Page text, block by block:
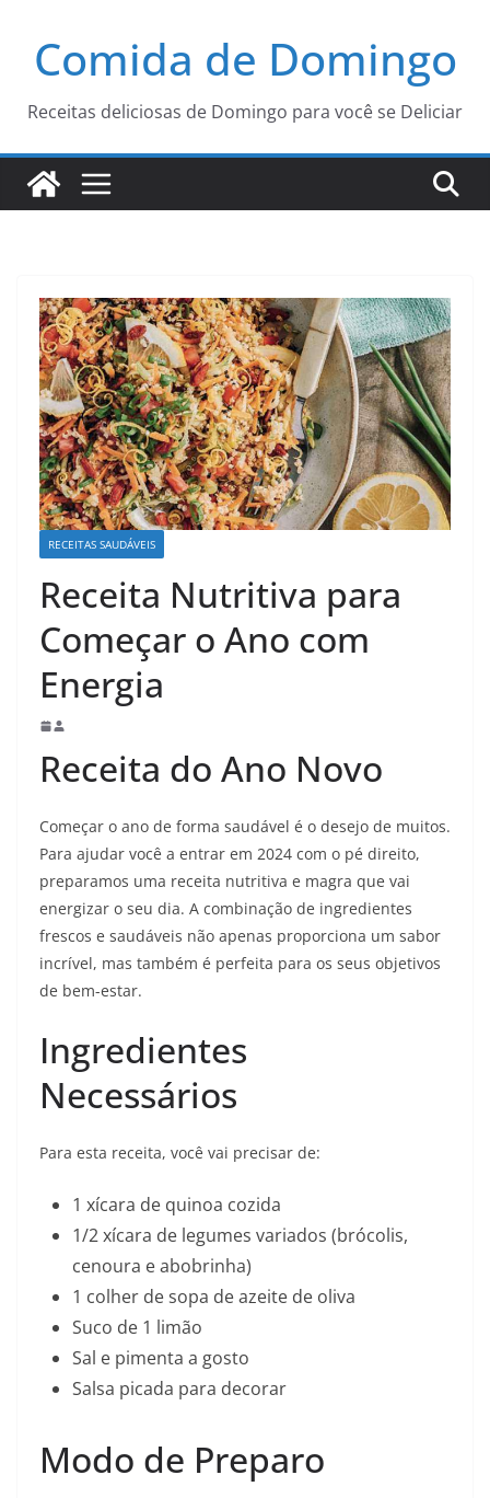
conteúdo
Comida de Domingo
Receitas deliciosas de Domingo para você se Deliciar
RECEITAS SAUDÁVEIS
Receita Nutritiva para
Começar o Ano com
Energia
Receita do Ano Novo
Começar o ano de forma saudável é o desejo de muitos.
Para ajudar você a entrar em 2024 com o pé direito,
preparamos uma receita nutritiva e magra que vai
energizar o seu dia. A combinação de ingredientes
frescos e saudáveis não apenas proporciona um sabor
incrível, mas também é perfeita para os seus objetivos
de bem-estar.
Ingredientes
Necessários
Para esta receita, você vai precisar de:
1 xícara de quinoa cozida
1/2 xícara de legumes variados (brócolis,
cenoura e abobrinha)
1 colher de sopa de azeite de oliva
Suco de 1 limão
Sal e pimenta a gosto
Salsa picada para decorar
Modo de Preparo